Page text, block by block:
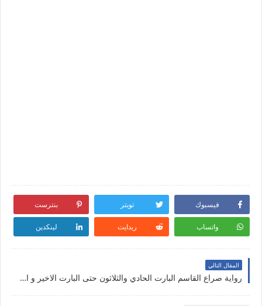
فيسبوك تويتر بنترست
واتساب ريدايت لينكدين
المقال التالي
رواية صراع القاسم البارت الحادي والثلاثون حتى البارت الاخير و الخاتمه بقلم الكاتبه سلوي عوض حصريه وجديده على مدونة النجم المتوهج للروايات والمعلومات